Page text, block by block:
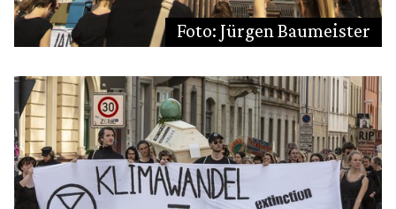
Foto: Jürgen Baumeister